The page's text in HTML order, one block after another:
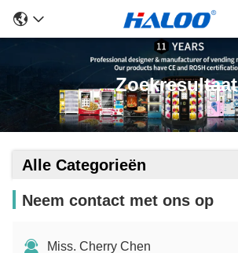
Zoekresultaat
Alle Categorieën
Neem contact met ons op
Miss. Cherry Chen